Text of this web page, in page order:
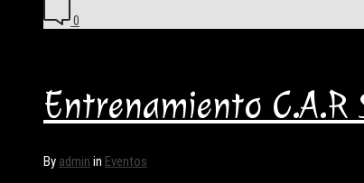
0
Entrenamiento C.A.R
By admin in Eventos